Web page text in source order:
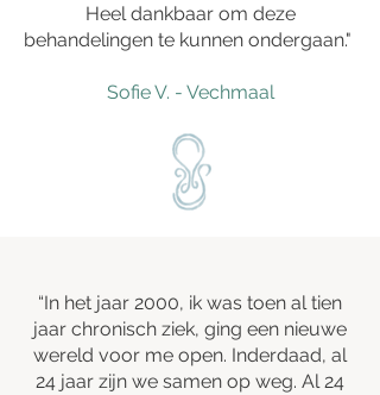
Heel dankbaar om deze
behandelingen te kunnen ondergaan."
Sofie V. - Vechmaal
“In het jaar 2000, ik was toen al tien
jaar chronisch ziek, ging een nieuwe
wereld voor me open. Inderdaad, al
24 jaar zijn we samen op weg. Al 24